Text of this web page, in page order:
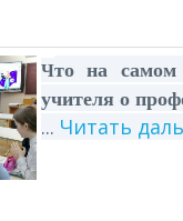
Что на
учителя о
... Читать